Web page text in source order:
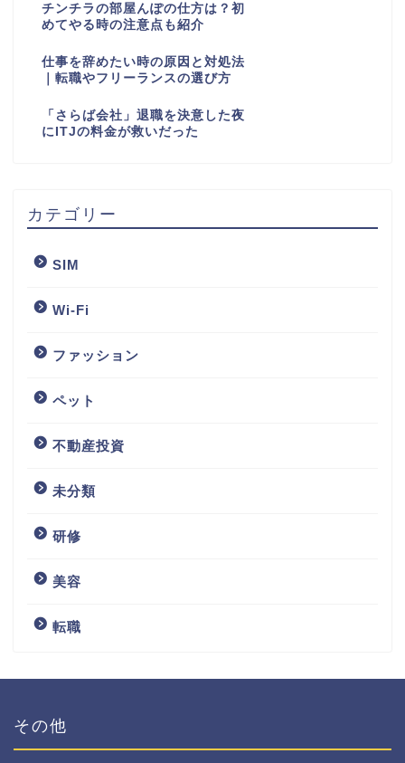
チンチラの部屋んぽの仕方は？初
めてやる時の注意点も紹介
仕事を辞めたい時の原因と対処法
｜転職やフリーランスの選び方
「さらば会社」退職を決意した夜
にITJの料金が救いだった
カテゴリー
SIM
Wi-Fi
ファッション
ペット
不動産投資
未分類
研修
美容
転職
その他